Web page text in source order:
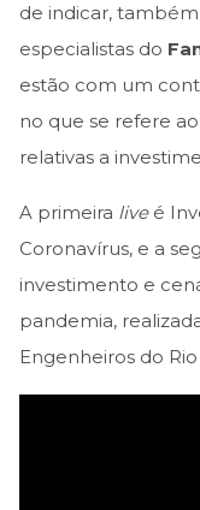
de indicar,
especialistas do
estão com um
no que se refere ao
relativas a
A primeira live é
Coronavírus, e a
investimento e
pandemia,
Engenheiros do